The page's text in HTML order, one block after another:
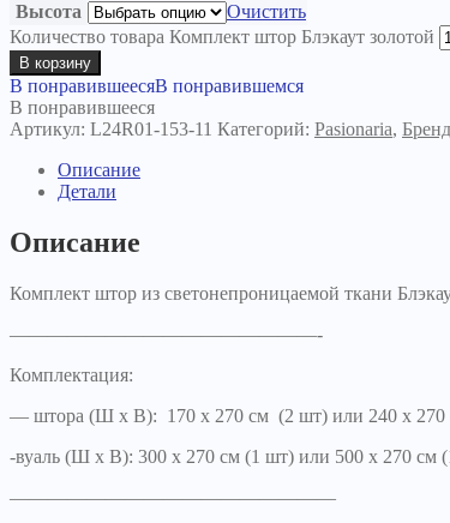
Высота
Очистить
Количество товара Комплект штор Блэкаут золотой
В корзину
В понравившеесяВ понравившемся
В понравившееся
Артикул: L24R01-153-11 Категорий: Pasionaria,
Описание
Детали
Описание
Комплект штор из светонепроницаемой ткани
————————————————-
Комплектация:
— штора (Ш х В): 170 х 270 см (2 шт) или 240 х 270
-вуаль (Ш х В): 300 х 270 см (1 шт) или 500 х 270 см
—————————————————